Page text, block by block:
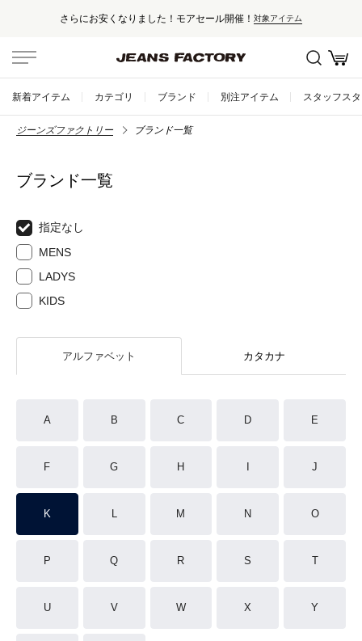
さらにお安くなりました！モアセール開催！ 対象アイテム
新着アイテム カテゴリ ブランド 別注アイテム スタッフス
ジーンズファクトリー ブランド一覧
ブランド一覧
指定なし
MENS
LADYS
KIDS
アルファベット カタカナ
A B C D E
F G H J
K L M N O
P Q R S T
U V W X Y